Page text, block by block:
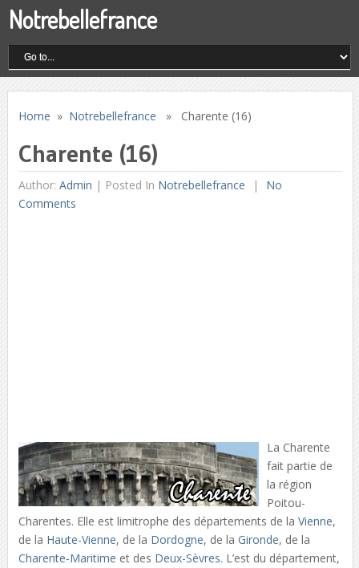
Notrebellefrance
Home » Notrebellefrance » Charente (16)
Charente (16)
Author: Admin | Posted In Notrebellefrance
No
Comments
La Charente
fait partie de
la région
Poitou-
Charentes. Elle est limitrophe des départements de la Vienne,
de la Haute-Vienne, de la Dordogne, de la Gironde, de la
Charente-Maritime et des Deux-Sèvres. L’est du département,